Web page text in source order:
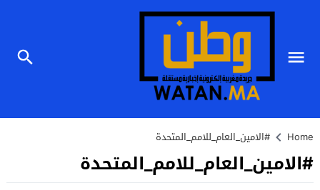
Home #الامين_العام_للامم_المتحدة
#الامين_العام_للامم_المتحدة